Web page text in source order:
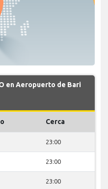
en Aeropuerto de Bari
Cerca
23:00
23:00
23:00